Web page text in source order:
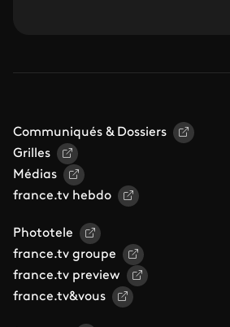
Communiqués & Dossiers
Grilles
Médias
france.tv hebdo
Phototele
france.tv groupe
france.tv preview
france.tv&vous